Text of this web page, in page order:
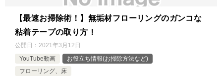
【最速お掃除術！】無垢材フローリングのガンコな
粘着テープの取り方！
公開日： 2021年3月12日
YouTube動画
お役立ち情報(お掃除方法など)
フローリング、床